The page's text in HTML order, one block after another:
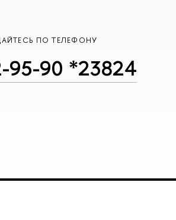
ПО ТЕЛЕФОНУ
95-90 *23824